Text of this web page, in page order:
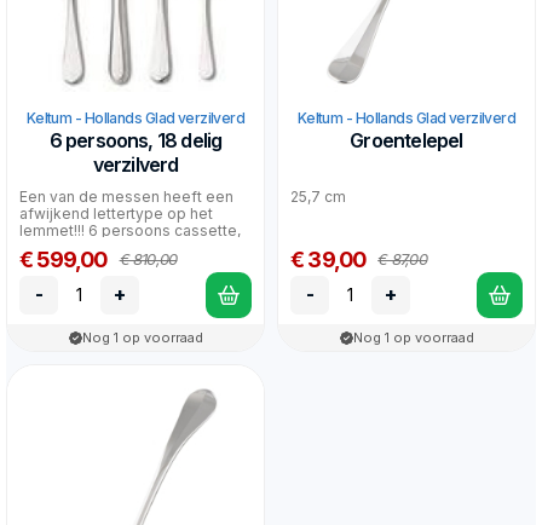
Keltum - Hollands Glad verzilverd
6 persoons, 18 delig
verzilverd
Een van de messen heeft een
afwijkend lettertype op het
lemmet!!! 6 persoons cassette,
€ 599,00 € 810,00
- +
Nog 1 op voorraad
Keltum - Hollands Glad verzilverd
Groentelepel
25,7 cm
€ 39,00 € 87,00
- +
Nog 1 op voorraad